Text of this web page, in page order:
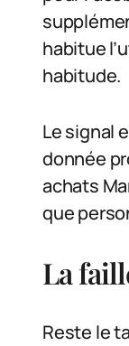
habitue
habitude.
Le signal
donnée
achats
que
La
Reste le